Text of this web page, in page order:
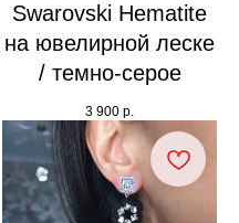
Swarovski Hematite
на ювелирной леске
/ темно-серое
3 900 р.